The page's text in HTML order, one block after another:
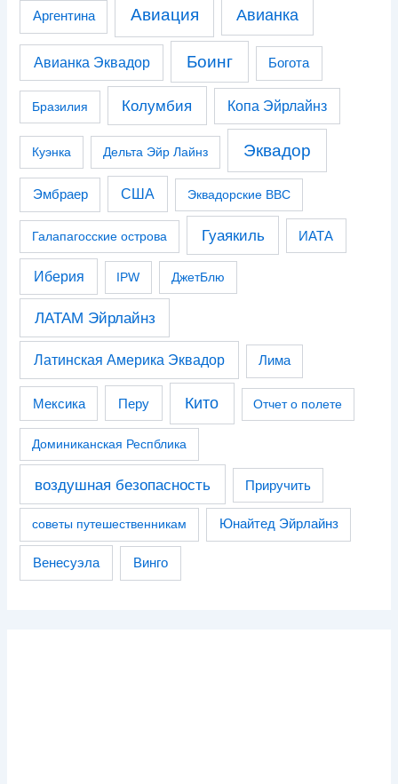
Аргентина Авиация Авианка
Авианка Эквадор Боинг Богота
Бразилия Колумбия Копа Эйрлайнз
Куэнка Дельта Эйр Лайнз Эквадор
Эмбраер США Эквадорские ВВС
Галапагосские острова Гуаякиль ИАТА
Иберия IPW ДжетБлю
ЛАТАМ Эйрлайнз
Латинская Америка Эквадор Лима
Мексика Перу Кито Отчет о полете
Доминиканская Респблика
воздушная безопасность Приручить
советы путешественникам Юнайтед Эйрлайнз
Венесуэла Винго